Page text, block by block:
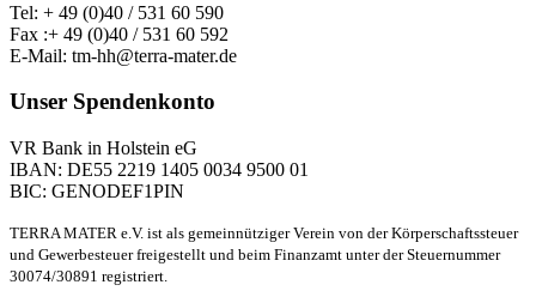
Tel: + 49 (0)40 / 531 60 590
Fax :+ 49 (0)40 / 531 60 592
E-Mail: tm-hh@terra-mater.de
Unser Spendenkonto
VR Bank in Holstein eG
IBAN: DE55 2219 1405 0034 9500 01
BIC: GENODEF1PIN
TERRA MATER e.V. ist als gemeinnütziger Verein von der Körperschaftssteuer
und Gewerbesteuer freigestellt und beim Finanzamt unter der Steuernummer
30074/30891 registriert.